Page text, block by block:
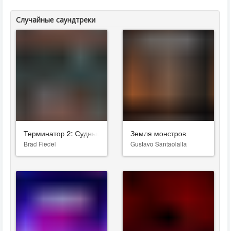
Случайные саундтреки
Терминатор 2: Судный день
Brad Fiedel
Земля монстров
Gustavo Santaolalla